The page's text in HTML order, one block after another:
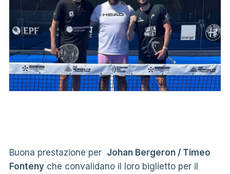
Buona prestazione per Johan Bergeron / Timeo
Fontenyche convalidano il loro biglietto per il